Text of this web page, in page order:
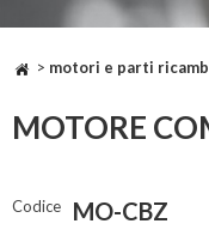
> motori e parti
MOTORE
Codice MO-CBZ